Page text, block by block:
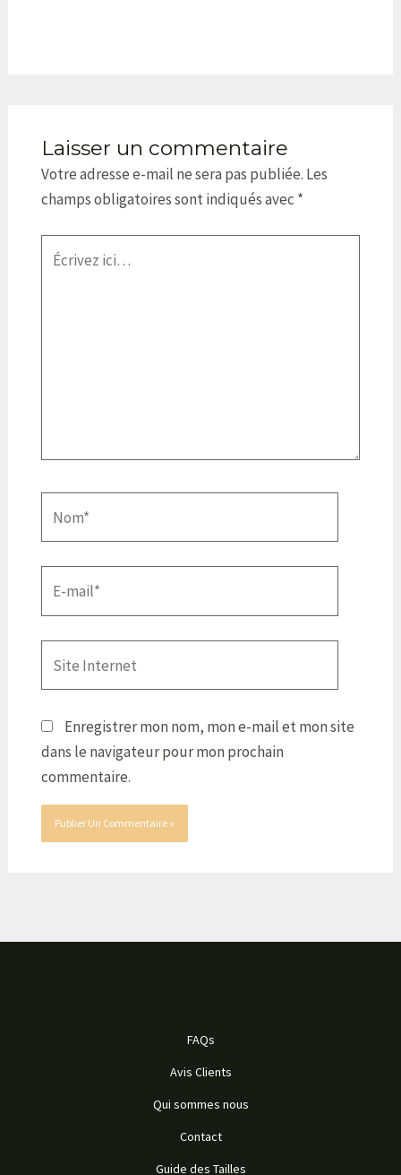
Laisser un commentaire
Votre adresse e-mail ne sera pas publiée. Les
champs obligatoires sont indiqués avec *
Écrivez
ici…
mail*
Internet
Enregistrer mon nom, mon e-mail et mon site
dans le navigateur pour mon prochain
commentaire.
FAQs
Avis Clients
Qui sommes nous
Contact
Guide des Tailles